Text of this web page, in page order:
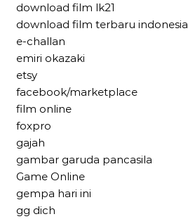
download film lk21
download film terbaru indonesia
e-challan
emiri okazaki
etsy
facebook/marketplace
film online
foxpro
gajah
gambar garuda pancasila
Game Online
gempa hari ini
gg dich